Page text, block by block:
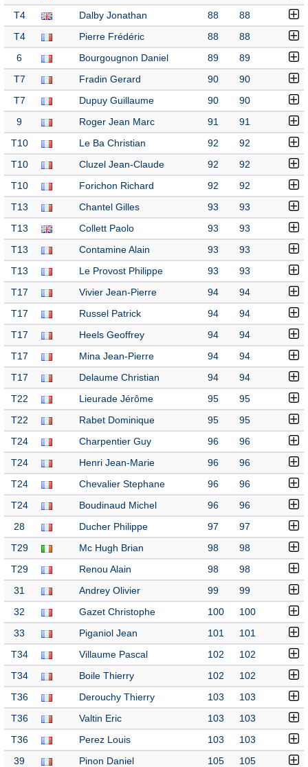
T4 Dalby Jonathan 88 88
T4 Pierre Frédéric 88 88
6 Bourgougnon Daniel 89 89
T7 Fradin Gerard 90 90
T7 Dupuy Guillaume 90 90
9 Roger Jean Marc 91 91
T10 Le Ba Christian 92 92
T10 Cluzel Jean-Claude 92 92
T10 Forichon Richard 92 92
T13 Chantel Gilles 93 93
T13 Collett Paolo 93 93
T13 Contamine Alain 93 93
T13 Le Provost Philippe 93 93
T17 Vivier Jean-Pierre 94 94
T17 Russel Patrick 94 94
T17 Heels Geoffrey 94 94
T17 Mina Jean-Pierre 94 94
T17 Delaume Christian 94 94
T22 Lieurade Jérôme 95 95
T22 Rabet Dominique 95 95
T24 Charpentier Guy 96 96
T24 Henri Jean-Marie 96 96
T24 Chevalier Stephane 96 96
T24 Boudinaud Michel 96 96
28 Ducher Philippe 97 97
T29 Mc Hugh Brian 98 98
T29 Renou Alain 98 98
31 Andrey Olivier 99 99
32 Gazet Christophe 100 100
33 Piganiol Jean 101 101
T34 Villaume Pascal 102 102
T34 Boile Thierry 102 102
T36 Derouchy Thierry 103 103
T36 Valtin Eric 103 103
T36 Perez Louis 103 103
39 Pinon Daniel 105 105